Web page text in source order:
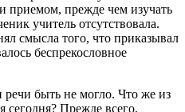
приемом, прежде чем изучать
учитель отсутствовала.
смысла того, что приказывал
беспрекословное
быть не могло. Что же из
сегодня? Прежде всего,